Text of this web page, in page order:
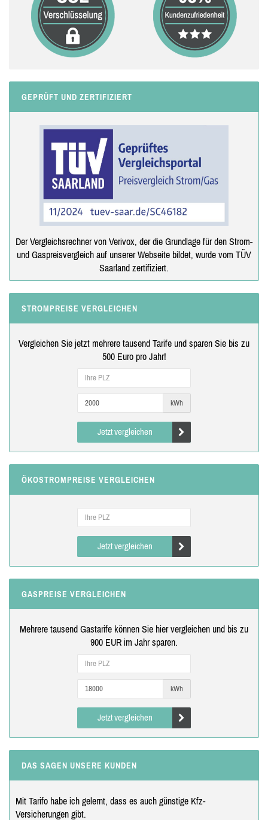
GEPRÜFT UND ZERTIFIZIERT
Der Vergleichsrechner von Verivox, der die Grundlage für den Strom-
und Gaspreisvergleich auf unserer Webseite bildet, wurde vom TÜV
Saarland zertifiziert.
STROMPREISE VERGLEICHEN
Vergleichen Sie jetzt mehrere tausend Tarife und sparen Sie bis zu
500 Euro pro Jahr!
kWh
Jetzt vergleichen
ÖKOSTROMPREISE VERGLEICHEN
Jetzt vergleichen
GASPREISE VERGLEICHEN
Mehrere tausend Gastarife können Sie hier vergleichen und bis zu
900 EUR im Jahr sparen.
kWh
Jetzt vergleichen
DAS SAGEN UNSERE KUNDEN
Mit Tarifo habe ich gelernt, dass es auch günstige Kfz-
Versicherungen gibt.